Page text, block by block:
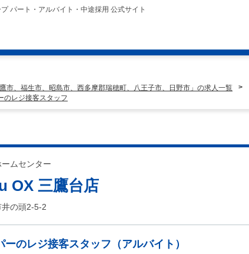
パート・アルバイト・中途採用 公式サイト
市、福生市、昭島市、西多摩郡瑞穂町、八王子市、日野市」の求人一覧
のレジ接客スタッフ
ムセンター
OX 三鷹台店
の頭2-5-2
ーのレジ接客スタッフ（アルバイト）